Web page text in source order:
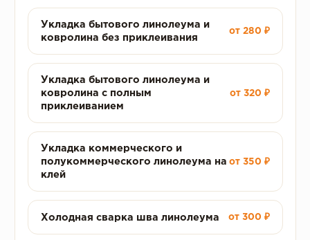
Укладка бытового линолеума и
ковролина без приклеивания
от 280 ₽
Укладка бытового линолеума и
ковролина с полным
приклеиванием
от 320 ₽
Укладка коммерческого и
полукоммерческого линолеума на
клей
от 350 ₽
Холодная сварка шва линолеума от 300 ₽